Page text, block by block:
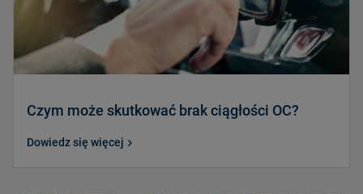
Czym może skutkować brak ciągłości OC?
Dowiedz się więcej